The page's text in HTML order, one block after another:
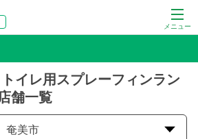
メニュー
イレ用スプレーフィンラン
舗一覧
奄美市